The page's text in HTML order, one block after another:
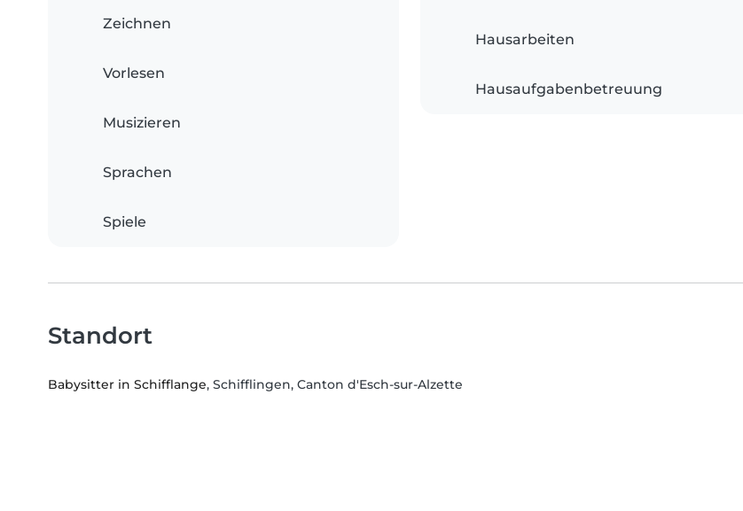
Zeichnen
Vorlesen
Musizieren
Sprachen
Spiele
Hausarbeiten
Hausaufgabenbetreuung
Standort
Babysitter in Schifflange, Schifflingen, Canton d'Esch-sur-Alzette